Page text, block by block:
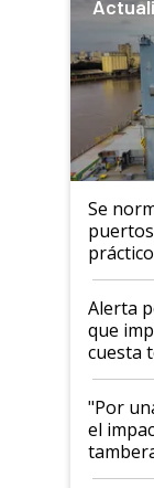
Se
Alerta
que
cuesta
y el
pase a
"Por
el
tornado